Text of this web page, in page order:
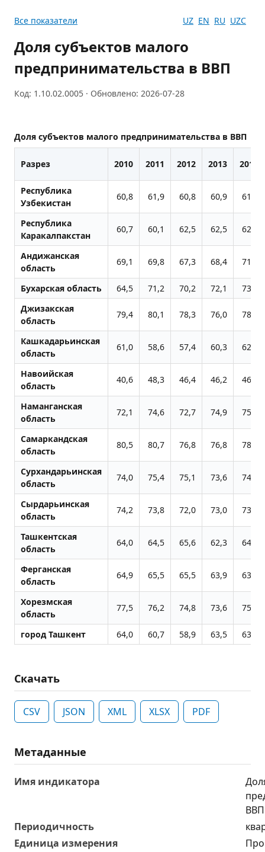
Все показатели UZ EN RU UZC
Доля субъектов малого
предпринимательства в ВВП
Код: 1.10.02.0005 · Обновлено: 2026-07-28
Доля субъектов малого предпринимательства в ВВП
Разрез 2010 2011 2012 2013 2014
Республика
Узбекистан
60,8 61,9 60,8 60,9 61,9
Республика
Каракалпакстан
60,7 60,1 62,5 62,5 62,7
Андижанская
область
69,1 69,8 67,3 68,4 71,3
Бухарская область 64,5 71,2 70,2 72,1
73,6
Джизакская
область
79,4 80,1 78,3 76,0 78,4
Кашкадарьинская
область
61,0 58,6 57,4 60,3 62,2
Навоийская
область
40,6 48,3 46,4 46,2 46,1
Наманганская
область
72,1 74,6 72,7 74,9 75,4
Самаркандская
область
80,5 80,7 76,8 76,8 78,0
Сурхандарьинская
область
74,0 75,4 75,1 73,6 74,4
Сырдарьинская
область
74,2 73,8 72,0 73,0 73,9
Ташкентская
область
64,0 64,5 65,6 62,3 64,3
Ферганская
область
64,9 65,5 65,5 63,9 63,6
Хорезмская
область
77,5 76,2 74,8 73,6 75,0
город Ташкент 64,0 60,7 58,9 63,5 63,3
Скачать
CSV JSON XML XLSX PDF
Метаданные
Имя индикатора
ВВП
Периодичность
Единица измерения